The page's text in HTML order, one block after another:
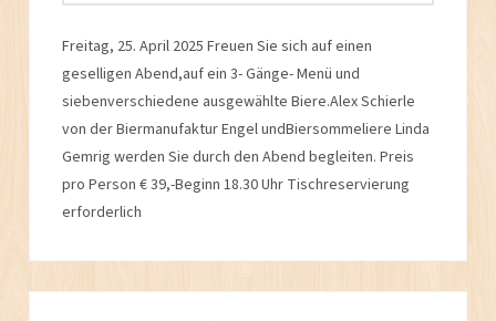
Freitag, 25. April 2025 Freuen Sie sich auf einen
geselligen Abend,auf ein 3- Gänge- Menü und
siebenverschiedene ausgewählte Biere.Alex Schierle
von der Biermanufaktur Engel undBiersommeliere Linda
Gemrig werden Sie durch den Abend begleiten. Preis
pro Person € 39,-Beginn 18.30 Uhr Tischreservierung
erforderlich